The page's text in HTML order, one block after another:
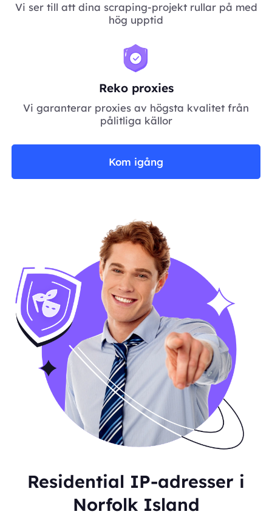
Vi ser till att dina scraping-projekt rullar på med
hög upptid
Reko proxies
Vi garanterar proxies av högsta kvalitet från
pålitliga källor
Kom igång
Residential IP-adresser i
Norfolk Island